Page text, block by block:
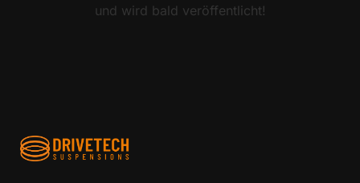
und wird bald veröffentlicht!